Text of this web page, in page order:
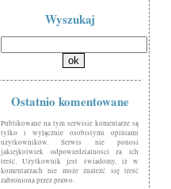
Wyszukaj
Ostatnio komentowane
Publikowane na tym serwisie komentarze są
tylko i wyłącznie osobistymi opiniami
użytkowników. Serwis nie ponosi
jakiejkolwiek odpowiedzialności za ich
treść. Użytkownik jest świadomy, iż w
komentarzach nie może znaleźć się treść
zabroniona przez prawo.